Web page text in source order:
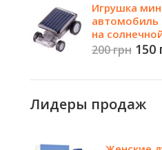
Игрушка
автомобиль
на
200 грн 150
Лидеры продаж